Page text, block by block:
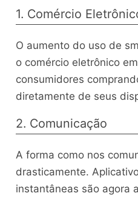
1. Comércio
O aumento do uso de
o comércio eletrônico
consumidores
diretamente de seus
2. Comunicação
A forma como nos
drasticamente.
instantâneas são agora